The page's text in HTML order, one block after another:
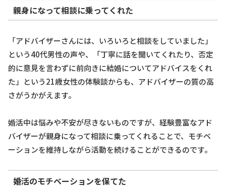
親身になって相談に乗ってくれた
「アドバイザーさんには、いろいろと相談をしていました」
という40代男性の声や、「丁寧に話を聞いてくれたり、否定
的に意見を言わずに前向きに結婚についてアドバイスをくれ
た」という21歳女性の体験談からも、アドバイザーの質の高
さがうかがえます。
婚活中は悩みや不安が尽きないものですが、経験豊富なアド
バイザーが親身になって相談に乗ってくれることで、モチベ
ーションを維持しながら活動を続けることができるのです。
婚活のモチベーションを保てた